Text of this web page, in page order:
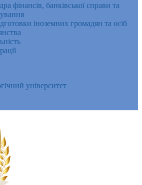
фінансів, банківської справи та
іноземних громадян та осіб
університет